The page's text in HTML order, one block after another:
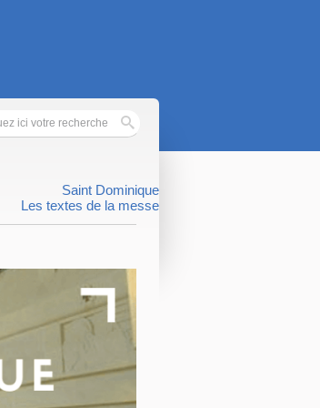
Saint Dominique
Les textes de la messe